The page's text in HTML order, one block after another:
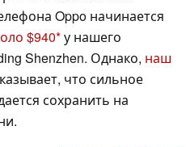
Oppo начинается
$940 у нашего
Shenzhen. Однако, наш
что сильное
сохранить на